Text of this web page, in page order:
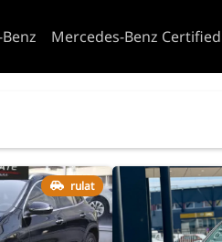
Mercedes-Benz Certified
rulat